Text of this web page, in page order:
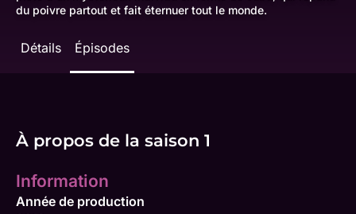
du poivre partout et fait éternuer tout le monde.
Détails Épisodes
À propos de la saison 1
Information
Année de production